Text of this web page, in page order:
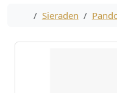
Home
Sieraden